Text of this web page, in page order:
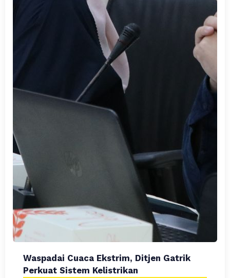
Waspadai Cuaca Ekstrim, Ditjen Gatrik
Perkuat Sistem Kelistrikan